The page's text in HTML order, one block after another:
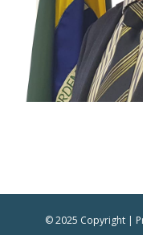
© 2025 Copyright |